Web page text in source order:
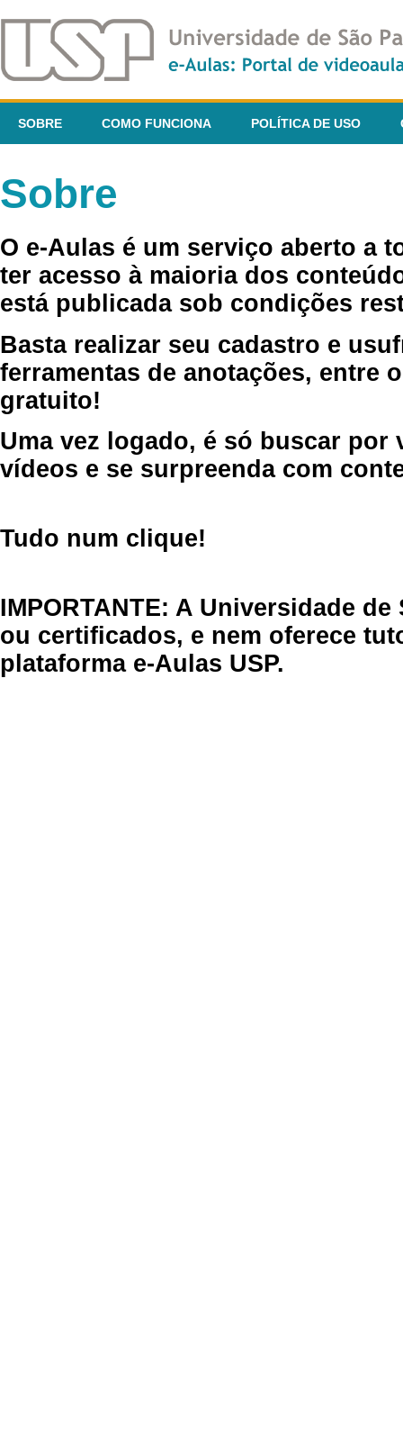
SOBRE COMO FUNCIONA POLÍTICA DE USO
Sobre
O e-Aulas é um serviço aberto a
ter acesso à maioria dos
está publicada sob condições
Basta realizar seu cadastro e
ferramentas de anotações, entre
gratuito!
Uma vez logado, é só buscar por
vídeos e se surpreenda com
Tudo num clique!
IMPORTANTE: A Universidade
ou certificados, e nem oferece
plataforma e-Aulas USP.